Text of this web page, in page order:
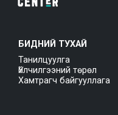
БИДНИЙ ТУХАЙ
Танилцуулга
Үйлчилгээний төрөл
Хамтрагч байгууллага